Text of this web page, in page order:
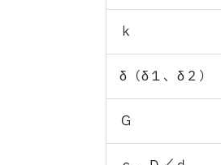
ｋ
δ（δ１、δ２）
Ｇ